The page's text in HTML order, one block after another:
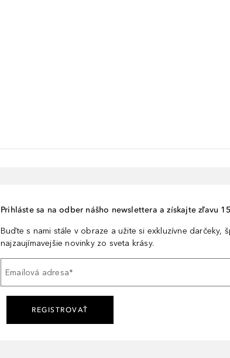
Prihláste sa na odber nášho newslettera a získajte zľavu
Buďte s nami stále v obraze a užite si exkluzívne darčeky,
najzaujímavejšie novinky zo sveta krásy.
Emailová adresa*
REGISTROVAŤ